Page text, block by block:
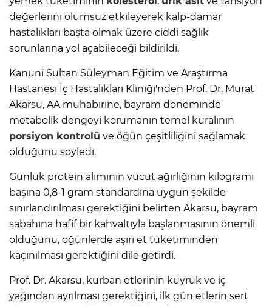
değerlerini olumsuz etkileyerek kalp-damar
hastalıkları başta olmak üzere ciddi sağlık
sorunlarına yol açabileceği bildirildi.
Kanuni Sultan Süleyman Eğitim ve Araştırma
Hastanesi İç Hastalıkları Kliniği'nden Prof. Dr. Murat
Akarsu, AA muhabirine, bayram döneminde
metabolik dengeyi korumanın temel kuralının
porsiyon kontrolü ve öğün çeşitliliğini sağlamak
olduğunu söyledi.
Günlük protein alımının vücut ağırlığının kilogramı
başına 0,8-1 gram standardına uygun şekilde
sınırlandırılması gerektiğini belirten Akarsu, bayram
sabahına hafif bir kahvaltıyla başlanmasının önemli
olduğunu, öğünlerde aşırı et tüketiminden
kaçınılması gerektiğini dile getirdi.
Prof. Dr. Akarsu, kurban etlerinin kuyruk ve iç
yağından ayrılması gerektiğini, ilk gün etlerin sert